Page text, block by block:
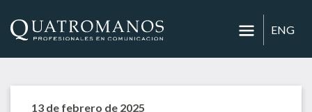
ENG
13 de febrero de 2025